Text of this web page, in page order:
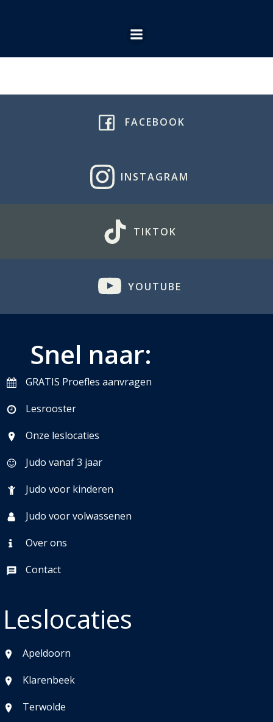
de
FACEBOOK
INSTAGRAM
TIKTOK
YOUTUBE
Snel naar:
GRATIS Proefles aanvragen
Lesrooster
Onze leslocaties
Judo vanaf 3 jaar
Judo voor kinderen
Judo voor volwassenen
Over ons
Contact
Leslocaties
Apeldoorn
Klarenbeek
Terwolde